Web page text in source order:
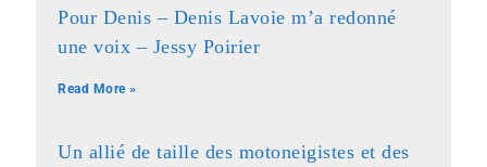
Pour Denis – Denis Lavoie m’a redonné
une voix – Jessy Poirier
Read More »
Un allié de taille des motoneigistes et des